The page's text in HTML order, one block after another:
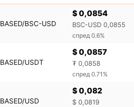
BASED/BSC-USD
$ 0,0854
BSC-USD 0,0855
спред 0.6%
BASED/USDT
$ 0,0857
₮ 0,0858
спред 0.71%
BASED/USD
$ 0,082
$ 0,0819